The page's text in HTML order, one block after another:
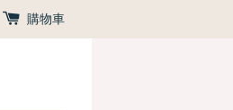
購物車